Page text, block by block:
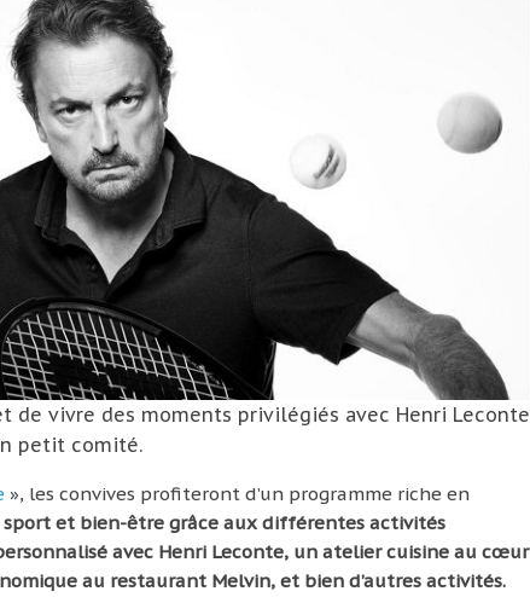
de vivre des moments privilégiés avec Henri Leconte
petit comité.
», les convives profiteront d’un programme riche en
sport et bien-­être grâce aux différentes activités
avec Henri Leconte, un atelier cuisine au cœur
au restaurant Melvin, et bien d’autres activités.